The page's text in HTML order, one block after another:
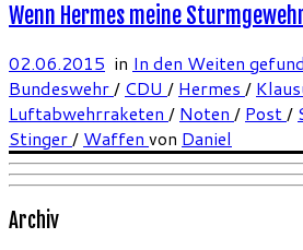
Wenn Hermes meine
02.06.2015 in In den Weiten
Bundeswehr/ CDU / Hermes /
Luftabwehrraketen / Noten / Post/
Stinger/ Waffen von Daniel
Archiv